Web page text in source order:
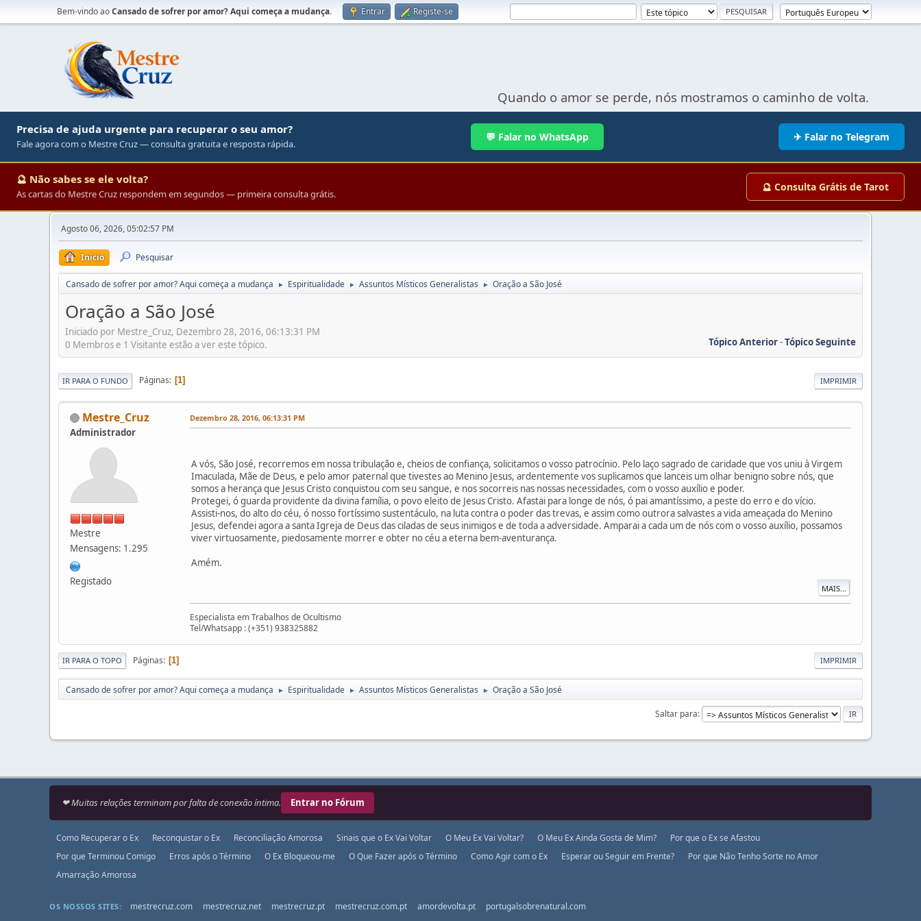
Bem-vindo aoCansado de sofrer por amor? Aqui começa a mudança. Entrar Registe-se
Quando o amor se perde, nós mostramos o caminho de volta.
Precisa de ajuda urgente para recuperar o seu amor?
Fale agora com o Mestre Cruz — consulta gratuita e resposta rápida.
💬 Falar no WhatsApp ✈ Falar no Telegram
🔮 Não sabes se ele volta?
As cartas do Mestre Cruz respondem em segundos — primeira consulta grátis.
🔮 Consulta Grátis de Tarot
Agosto 06, 2026, 05:02:57 PM
Início Pesquisar
Cansado de sofrer por amor? Aqui começa a mudança ► Espiritualidade ► Assuntos Místicos Generalistas ► Oração a São José
Oração a São José
Iniciado por Mestre_Cruz, Dezembro 28, 2016, 06:13:31 PM
Tópico Anterior-Tópico Seguinte
0 Membros e 1 Visitante estão a ver este tópico.
IMPRIMIR
IR PARA O FUNDO Páginas 1
Mestre_Cruz
Administrador
Mestre
Mensagens: 1.295
Registado
Dezembro 28, 2016, 06:13:31 PM
A vós, São José, recorremos em nossa tribulação e, cheios de confiança, solicitamos o vosso patrocínio. Pelo laço sagrado de caridade que vos uniu à Virgem
Imaculada, Mãe de Deus, e pelo amor paternal que tivestes ao Menino Jesus, ardentemente vos suplicamos que lanceis um olhar benigno sobre nós, que
somos a herança que Jesus Cristo conquistou com seu sangue, e nos socorreis nas nossas necessidades, com o vosso auxílio e poder.
Protegei, ó guarda providente da divina família, o povo eleito de Jesus Cristo. Afastai para longe de nós, ó pai amantíssimo, a peste do erro e do vício.
Assisti-nos, do alto do céu, ó nosso fortíssimo sustentáculo, na luta contra o poder das trevas, e assim como outrora salvastes a vida ameaçada do Menino
Jesus, defendei agora a santa Igreja de Deus das ciladas de seus inimigos e de toda a adversidade. Amparai a cada um de nós com o vosso auxílio, possamos
viver virtuosamente, piedosamente morrer e obter no céu a eterna bem-aventurança.
Amém.
MAIS...
Especialista em Trabalhos de Ocultismo
Tel/Whatsapp : (+351) 938325882
IMPRIMIR
IR PARA O TOPO Páginas 1
Cansado de sofrer por amor? Aqui começa a mudança ► Espiritualidade ► Assuntos Místicos Generalistas ► Oração a São José
Saltar para
❤ Muitas relações terminam por falta de conexão íntima. Entrar no Fórum
Como Recuperar o Ex Reconquistar o Ex Reconciliação Amorosa Sinais que o Ex Vai Voltar O Meu Ex Vai Voltar? O Meu Ex Ainda Gosta de Mim?
Por que o Ex se Afastou
Por que Terminou Comigo
Erros após o Término O Ex Bloqueou-me O Que Fazer após o Término Como Agir com o Ex Esperar ou Seguir em Frente?
Por que Não Tenho Sorte no Amor
Amarração Amorosa
OS NOSSOS SITES: mestrecruz.com mestrecruz.net mestrecruz.pt mestrecruz.com.pt amordevolta.pt portugalsobrenatural.com